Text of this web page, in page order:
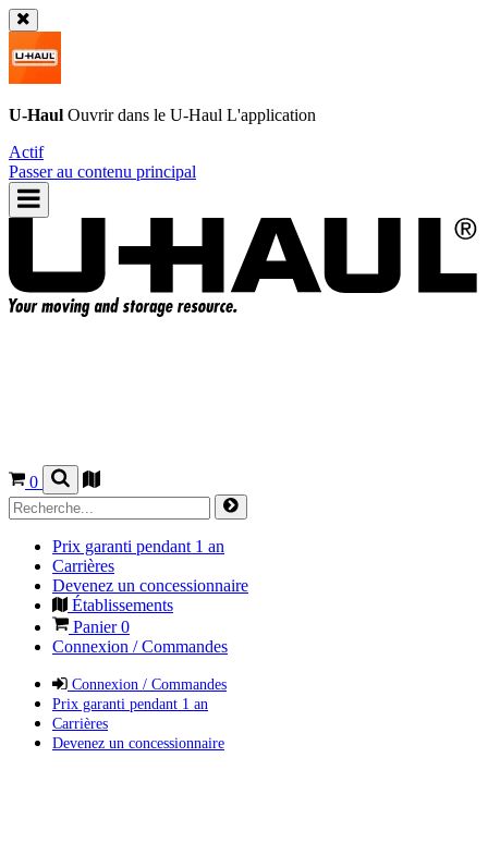
U-Haul Ouvrir dans le U-Haul L'application
Actif
Passer au contenu principal
0
Prix garanti pendant 1 an
Carrières
Devenez un concessionnaire
Établissements
Panier0
Connexion / Commandes
Connexion / Commandes
Prix garanti pendant 1 an
Carrières
Devenez un concessionnaire